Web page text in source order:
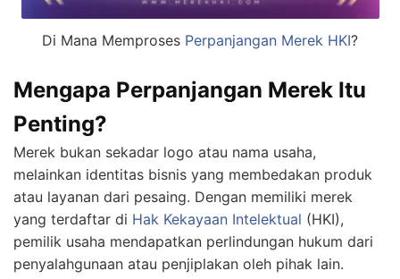
Di Mana Memproses Perpanjangan Merek HKI?
Mengapa Perpanjangan Merek Itu
Penting?
Merek bukan sekadar logo atau nama usaha,
melainkan identitas bisnis yang membedakan produk
atau layanan dari pesaing. Dengan memiliki merek
yang terdaftar di Hak Kekayaan Intelektual (HKI),
pemilik usaha mendapatkan perlindungan hukum dari
penyalahgunaan atau penjiplakan oleh pihak lain.